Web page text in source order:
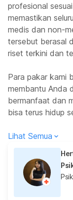
profesional
memastikan
medis dan non-
tersebut berasal
riset terkini dan
Para pakar kami
membantu Anda
bermanfaat dan
bisa terus hidup
Lihat Semua